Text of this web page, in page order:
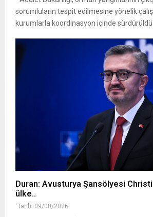
sorumluların tespit edilmesine yönelik
kurumlarla koordinasyon içinde
Duran: Avusturya Şansölyesi
ülke..
Tarih: 09/08/2026